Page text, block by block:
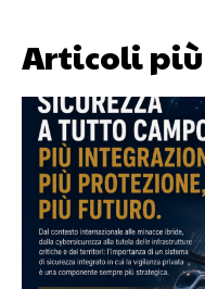
Articoli